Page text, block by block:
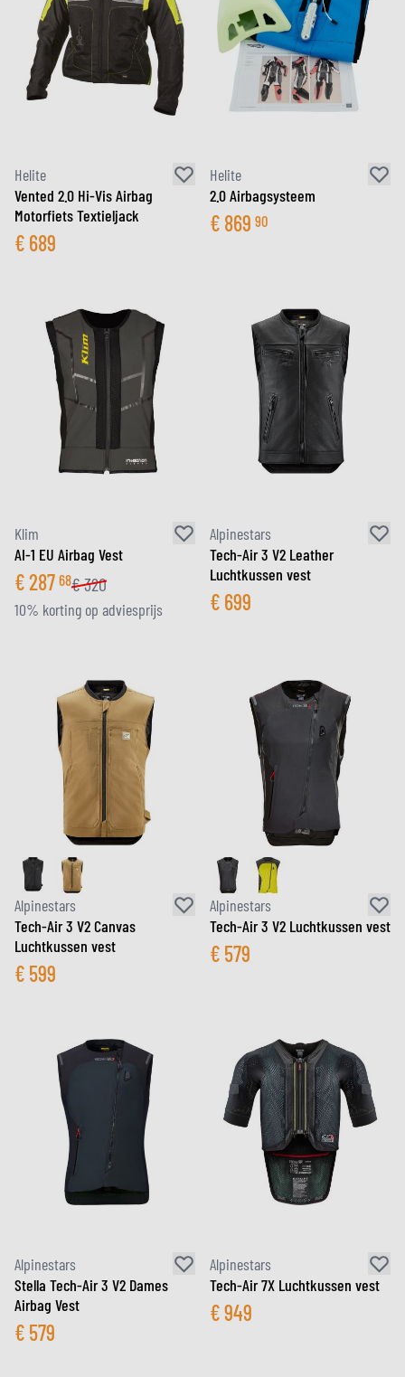
Helite
Vented 2.0 Hi-Vis Airbag
Motorfiets Textieljack
€ 689
Helite
2.0 Airbagsysteem
€ 869 90
Klim
AI-1 EU Airbag Vest
€287 68€320
10% korting op adviesprijs
Alpinestars
Tech-Air 3 V2 Leather
Luchtkussen vest
€ 699
Alpinestars
Tech-Air 3 V2 Canvas
Luchtkussen vest
€ 599
Alpinestars
Tech-Air 3 V2 Luchtkussen vest
€ 579
Alpinestars
Stella Tech-Air 3 V2 Dames
Airbag Vest
€ 579
Alpinestars
Tech-Air 7X Luchtkussen vest
€949